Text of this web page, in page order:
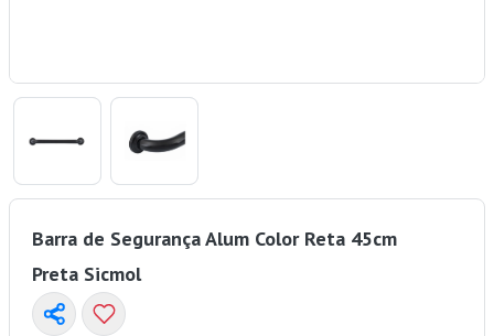
Barra de Segurança Alum Color Reta 45cm
Preta Sicmol